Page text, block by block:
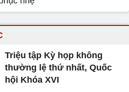
Triệu tập Kỳ họp không
thường lệ thứ nhất, Quốc
hội Khóa XVI